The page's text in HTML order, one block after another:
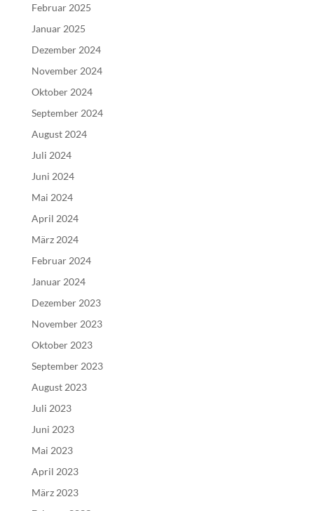
Februar 2025
Januar 2025
Dezember 2024
November 2024
Oktober 2024
September 2024
August 2024
Juli 2024
Juni 2024
Mai 2024
April 2024
März 2024
Februar 2024
Januar 2024
Dezember 2023
November 2023
Oktober 2023
September 2023
August 2023
Juli 2023
Juni 2023
Mai 2023
April 2023
März 2023